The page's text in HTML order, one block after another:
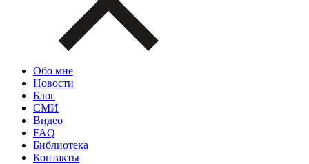
Обо мне
Новости
Блог
СМИ
Видео
FAQ
Библиотека
Контакты